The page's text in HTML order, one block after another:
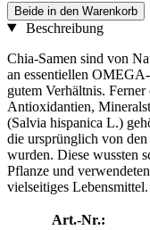
Beide in den Warenkorb
Beschreibung
Chia-Samen sind von
an essentiellen
gutem Verhältnis.
Antioxidantien,
(Salvia hispanica L.)
die ursprünglich von
wurden. Diese wussten
Pflanze und
vielseitiges Lebensmittel.
Art.-Nr.: